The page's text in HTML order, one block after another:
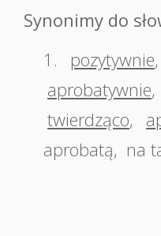
Synonimy do
1.
pozytywnie,
aprobatywnie,
twierdząco,
aprobatą, na